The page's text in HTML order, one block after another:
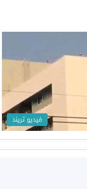
فيديو تريند